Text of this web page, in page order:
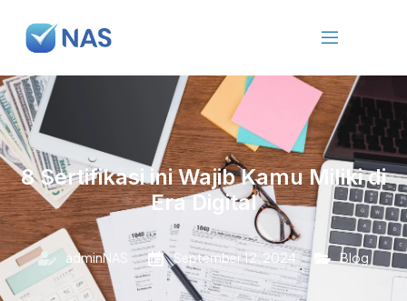
8 Sertifikasi ini Wajib Kamu Miliki di
Era Digital
adminNAS September 12, 2024 Blog